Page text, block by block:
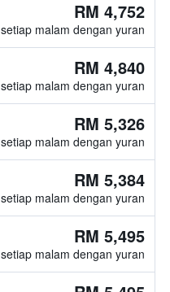
RM 4,752
setiap malam dengan yuran
RM 4,840
setiap malam dengan yuran
RM 5,326
setiap malam dengan yuran
RM 5,384
setiap malam dengan yuran
RM 5,495
setiap malam dengan yuran